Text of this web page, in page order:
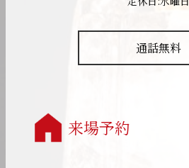
通話無料
来場予約